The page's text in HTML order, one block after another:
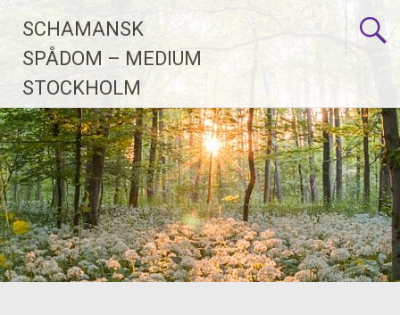
content
SCHAMANSK
SPÅDOM – MEDIUM
STOCKHOLM